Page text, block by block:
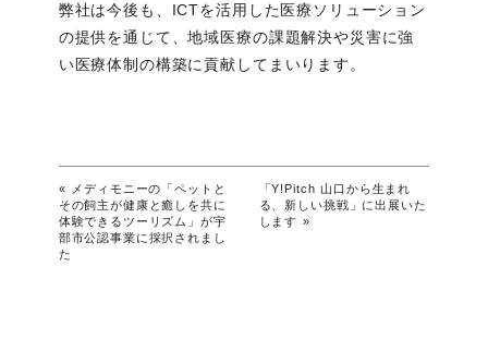
弊社は今後も、ICTを活用した医療ソリューション
の提供を通じて、地域医療の課題解決や災害に強
い医療体制の構築に貢献してまいります。
« メディモニーの「ペットと
その飼主が健康と癒しを共に
体験できるツーリズム」が宇
部市公認事業に採択されまし
た
「Y!Pitch 山口から生まれ
る、新しい挑戦」に出展いた
します »